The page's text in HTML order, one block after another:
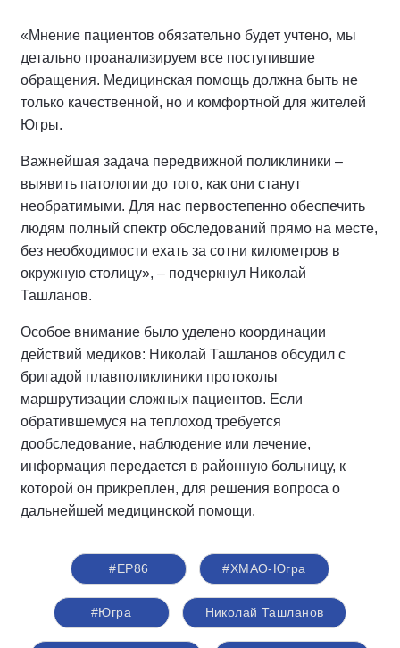
«Мнение пациентов обязательно будет учтено, мы
детально проанализируем все поступившие
обращения. Медицинская помощь должна быть не
только качественной, но и комфортной для жителей
Югры.
Важнейшая задача передвижной поликлиники –
выявить патологии до того, как они станут
необратимыми. Для нас первостепенно обеспечить
людям полный спектр обследований прямо на месте,
без необходимости ехать за сотни километров в
окружную столицу», – подчеркнул Николай
Ташланов.
Особое внимание было уделено координации
действий медиков: Николай Ташланов обсудил с
бригадой плавполиклиники протоколы
маршрутизации сложных пациентов. Если
обратившемуся на теплоход требуется
дообследование, наблюдение или лечение,
информация передается в районную больницу, к
которой он прикреплен, для решения вопроса о
дальнейшей медицинской помощи.
#ЕР86 #ХМАО-Югра
#Югра Николай Ташланов